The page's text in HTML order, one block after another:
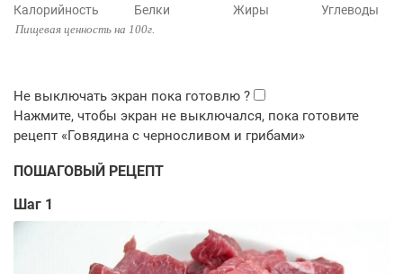
Калорийность Белки Жиры Углеводы
Пищевая ценность на 100г.
ПОШАГОВЫЙ РЕЦЕПТ
Шаг 1